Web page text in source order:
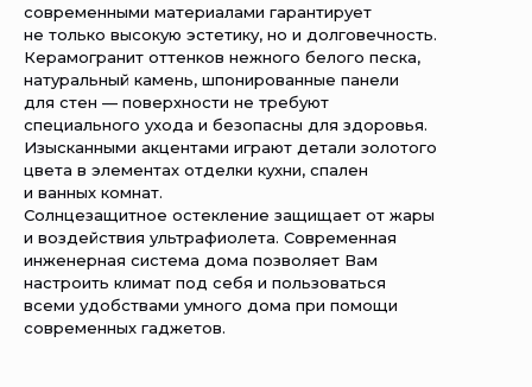
современными материалами гарантирует
не только высокую эстетику, но и долговечность.
Керамогранит оттенков нежного белого песка,
натуральный камень, шпонированные панели
для стен — поверхности не требуют
специального ухода и безопасны для здоровья.
Изысканными акцентами играют детали золотого
цвета в элементах отделки кухни, спален
и ванных комнат.
Солнцезащитное остекление защищает от жары
и воздействия ультрафиолета. Современная
инженерная система дома позволяет Вам
настроить климат под себя и пользоваться
всеми удобствами умного дома при помощи
современных гаджетов.